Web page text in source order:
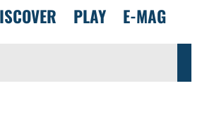
PLAY E-MAG